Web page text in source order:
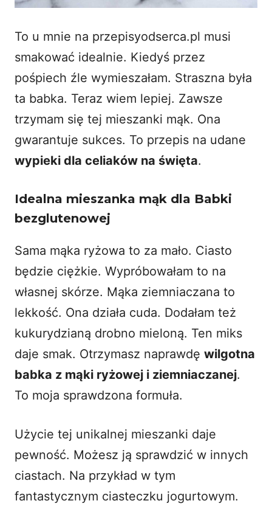
To u mnie na przepisyodserca.pl musi
smakować idealnie. Kiedyś przez
pośpiech źle wymieszałam. Straszna była
ta babka. Teraz wiem lepiej. Zawsze
trzymam się tej mieszanki mąk. Ona
gwarantuje sukces. To przepis na udane
wypieki dla celiaków na święta.
Idealna mieszanka mąk dla Babki
bezglutenowej
Sama mąka ryżowa to za mało. Ciasto
będzie ciężkie. Wypróbowałam to na
własnej skórze. Mąka ziemniaczana to
lekkość. Ona działa cuda. Dodałam też
kukurydzianą drobno mieloną. Ten miks
daje smak. Otrzymasz naprawdę wilgotna
babka z mąki ryżowej i ziemniaczanej.
To moja sprawdzona formuła.
Użycie tej unikalnej mieszanki daje
pewność. Możesz ją sprawdzić w innych
ciastach. Na przykład w tym
fantastycznym ciasteczku jogurtowym.